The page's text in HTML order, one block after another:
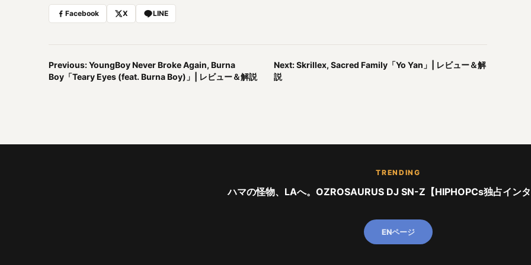
Facebook X LINE
Previous: YoungBoy Never Broke Again, Burna
Boy「Teary Eyes (feat. Burna Boy)」| レビュー＆解説
Next: Skrillex, Sacred Family「Yo Yan」| レビュー＆解
説
TRENDING
ハマの怪物、LAへ。OZROSAURUS DJ SN-Z【HIPHOPCs独占インタ
ENページ